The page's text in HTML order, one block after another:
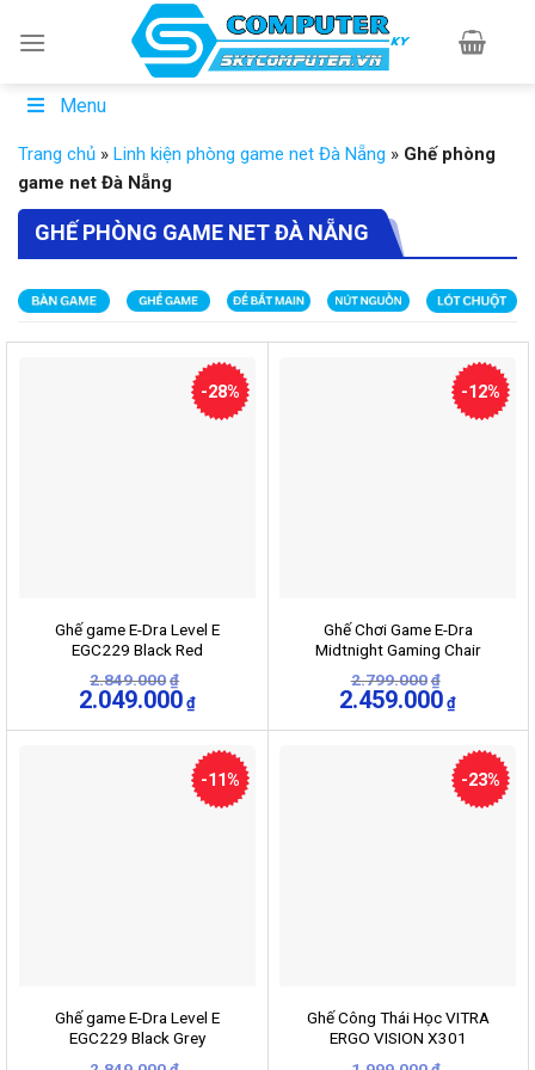
Menu
Trang chủ » Linh kiện phòng game net Đà Nẵng » Ghế phòng
game net Đà Nẵng
GHẾ PHÒNG GAME NET ĐÀ NẴNG
-28%
Ghế game E-Dra Level E
EGC229 Black Red
2.849.000 ₫
Giá
gốc
là:
2.049.000 ₫Giá
tại
2.049.000₫.
-12%
Ghế Chơi Game E-Dra
Midtnight Gaming Chair
Black/Gray (EGC205)
2.799.000 ₫
Giá
gốc
là:
2.459.000 ₫
tại
-11%
Ghế game E-Dra Level E
EGC229 Black Grey
-23%
Ghế Công Thái Học VITRA
ERGO VISION X301